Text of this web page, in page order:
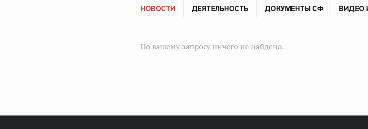
НОВОСТИ ДЕЯТЕЛЬНОСТЬ ДОКУМЕНТЫ СФ ВИДЕО
По вашему запросу ничего не найдено.